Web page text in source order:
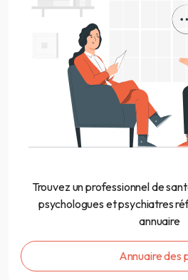
Trouvez un professionnel de
psychologues et psychiatres
annuaire
Annuaire des